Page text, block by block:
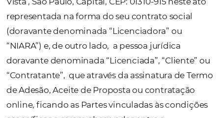
LTDA, pessoa jurídica de direito privado,
no CNPJ/MF sob nº 34.293.031/0001-08,
na Av. Paulista, nº 1294, 21º andar, sala 04,
Vista , São Paulo, Capital, CEP: 01310-915
representada na forma do seu contrato
(doravante denominada “Licenciadora” ou
“NIARA”) e, de outro lado, a pessoa jurídica